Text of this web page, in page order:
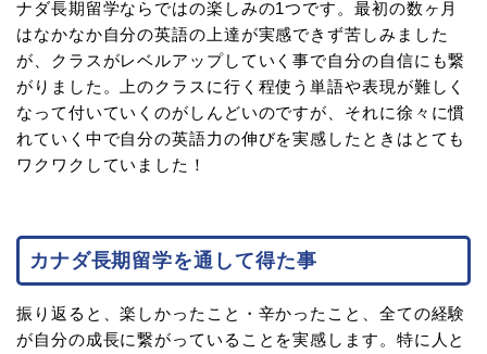
ナダ長期留学ならではの楽しみの1つです。最初の数ヶ月
はなかなか自分の英語の上達が実感できず苦しみました
が、クラスがレベルアップしていく事で自分の自信にも繋
がりました。上のクラスに行く程使う単語や表現が難しく
なって付いていくのがしんどいのですが、それに徐々に慣
れていく中で自分の英語力の伸びを実感したときはとても
ワクワクしていました！
カナダ長期留学を通して得た事
振り返ると、楽しかったこと・辛かったこと、全ての経験
が自分の成長に繋がっていることを実感します。特に人と